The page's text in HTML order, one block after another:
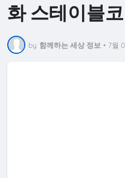
화 스테이블
by 함께하는 세상 정보 • 7월